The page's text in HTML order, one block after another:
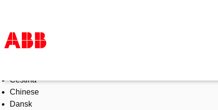
Products & Solutions
Industries
Services
Čeština
Chinese
Dansk